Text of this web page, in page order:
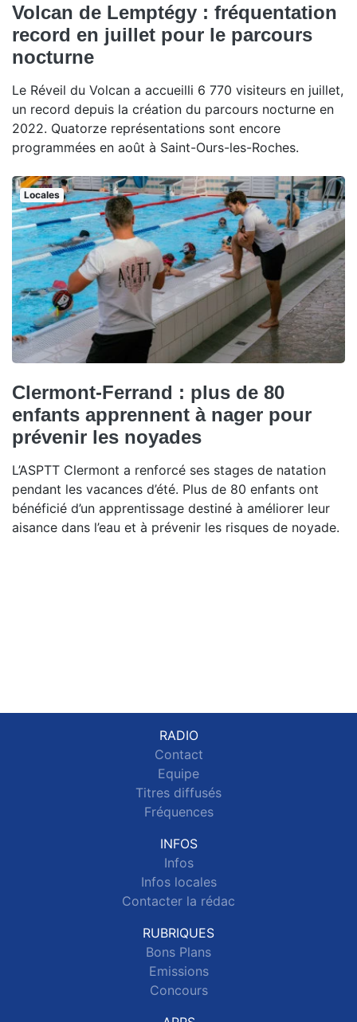
Volcan de Lemptégy : fréquentation
record en juillet pour le parcours
nocturne
Le Réveil du Volcan a accueilli 6 770 visiteurs en juillet,
un record depuis la création du parcours nocturne en
2022. Quatorze représentations sont encore
programmées en août à Saint-Ours-les-Roches.
Locales
Clermont-Ferrand : plus de 80
enfants apprennent à nager pour
prévenir les noyades
L’ASPTT Clermont a renforcé ses stages de natation
pendant les vacances d’été. Plus de 80 enfants ont
bénéficié d’un apprentissage destiné à améliorer leur
aisance dans l’eau et à prévenir les risques de noyade.
RADIO
Contact
Equipe
Titres diffusés
Fréquences
INFOS
Infos
Infos locales
Contacter la rédac
RUBRIQUES
Bons Plans
Emissions
Concours